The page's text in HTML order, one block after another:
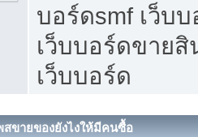
บอร์ดsmf เว็บ
เว็บบอร์ดขาย
เว็บบอร์ด
สขายของยังไงให้มีคนซื้อ